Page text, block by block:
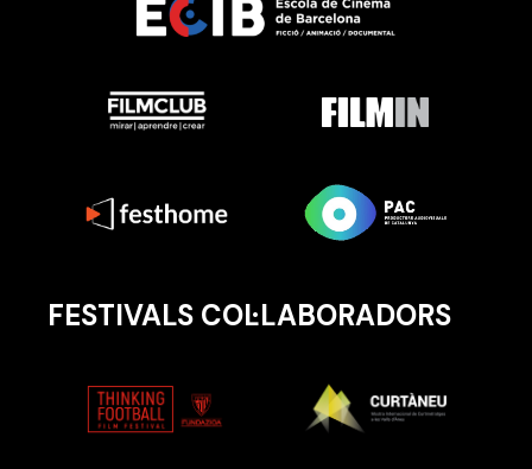
FESTIVALS COL·LABORADORS